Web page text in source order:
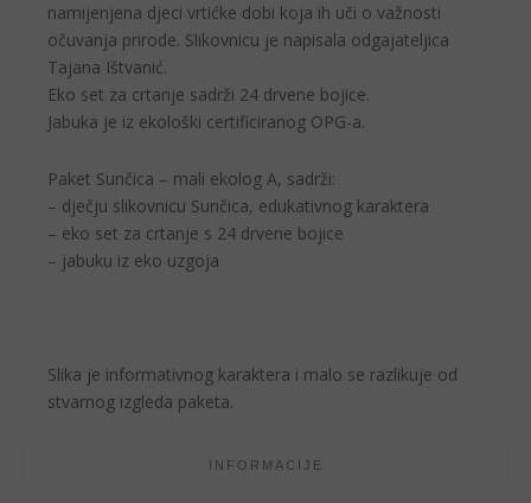
namijenjena djeci vrtićke dobi koja ih uči o važnosti
očuvanja prirode. Slikovnicu je napisala odgajateljica
Tajana Ištvanić.
Eko set za crtanje sadrži 24 drvene bojice.
Jabuka je iz ekološki certificiranog OPG-a.
Paket Sunčica – mali ekolog A, sadrži:
– dječju slikovnicu Sunčica, edukativnog karaktera
– eko set za crtanje s 24 drvene bojice
– jabuku iz eko uzgoja
Slika je informativnog karaktera i malo se razlikuje od
stvarnog izgleda paketa.
INFORMACIJE